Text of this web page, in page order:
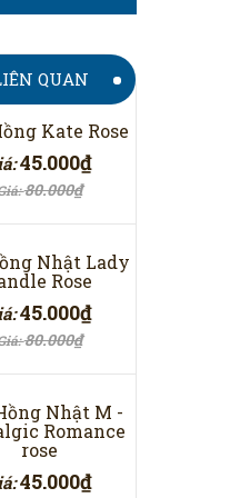
QUAN
Kate Rose
45.000₫
80.000₫
Nhật Lady
Rose
45.000₫
80.000₫
Nhật M -
Romance
rose
45.000₫